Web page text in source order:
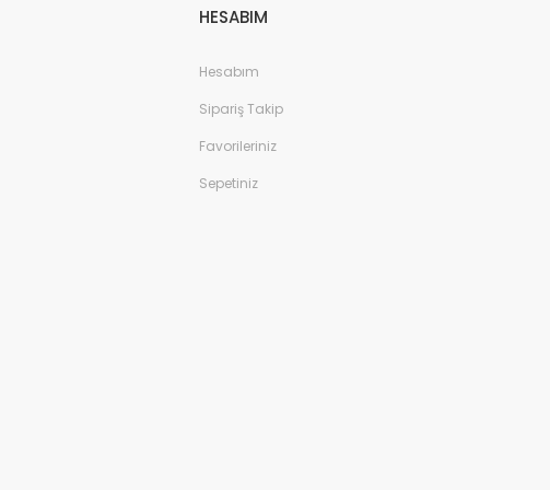
HESABIM
Hesabım
Sipariş Takip
Favorileriniz
Sepetiniz